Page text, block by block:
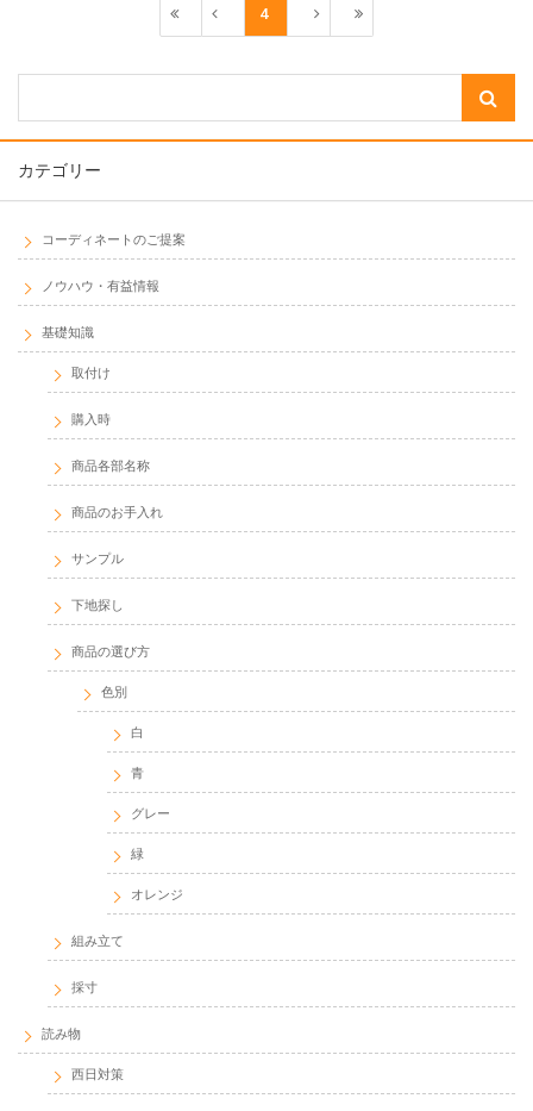
4
カテゴリー
コーディネートのご提案
ノウハウ・有益情報
基礎知識
取付け
購入時
商品各部名称
商品のお手入れ
サンプル
下地探し
商品の選び方
色別
白
青
グレー
緑
オレンジ
組み立て
採寸
読み物
西日対策